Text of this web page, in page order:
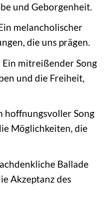
und Geborgenheit.
melancholischer
die uns prägen.
Ein mitreißender Song
und die Freiheit,
hoffnungsvoller Song
Möglichkeiten, die
Ballade
Akzeptanz des